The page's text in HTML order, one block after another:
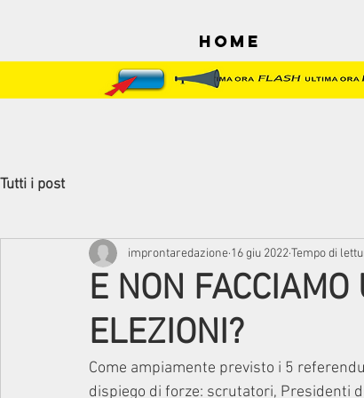
Home
Tutti i post
E NON
ELEZIONI?
improntaredazione 16 giu 2022Tempo di
Come ampiamente previsto i 5
dispiego di forze: scrutatori, Presidenti